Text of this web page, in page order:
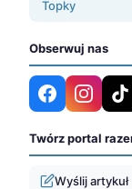
Topky
Obserwuj nas
Twórz portal
Wyślij artykuł